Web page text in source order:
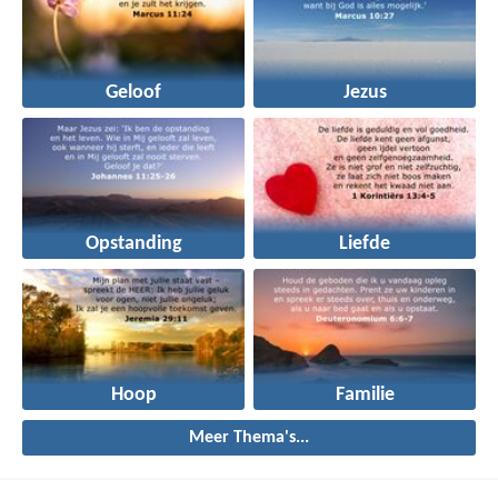
Geloof Jezus
Opstanding Liefde
Hoop Familie
Meer Thema's...